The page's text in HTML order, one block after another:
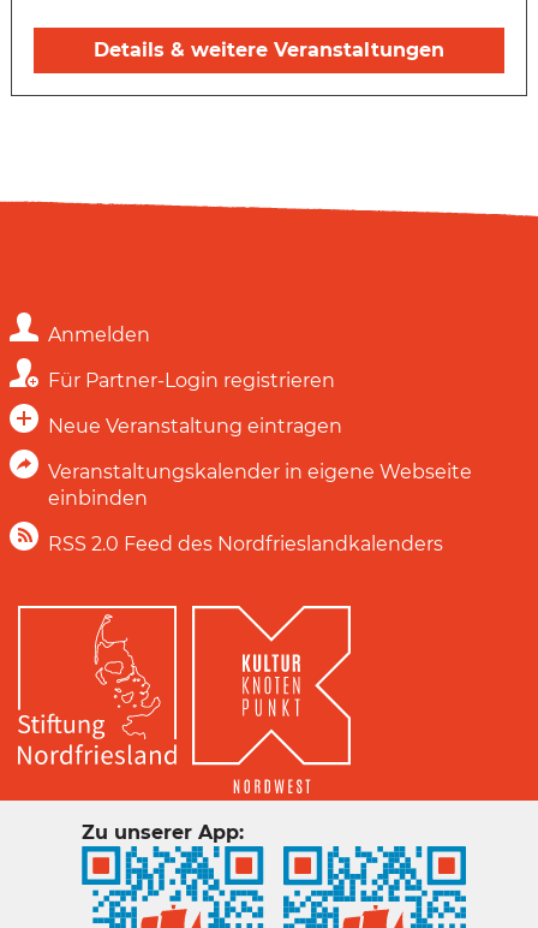
Details & weitere Veranstaltungen
Anmelden
Für Partner-Login registrieren
Neue Veranstaltung eintragen
Veranstaltungskalender in eigene Webseite
einbinden
RSS 2.0 Feed des Nordfrieslandkalenders
Zu unserer App: